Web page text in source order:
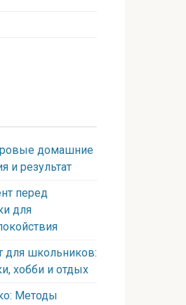
домашние
и результат
перед
для
для школьников:
хобби и отдых
Методы